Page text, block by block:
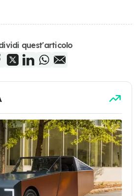
quest'articolo